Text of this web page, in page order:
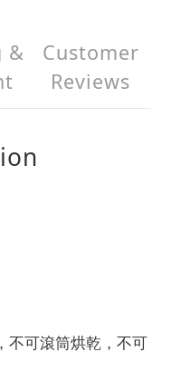
&
Customer
Reviews
不可滾筒烘乾，不可